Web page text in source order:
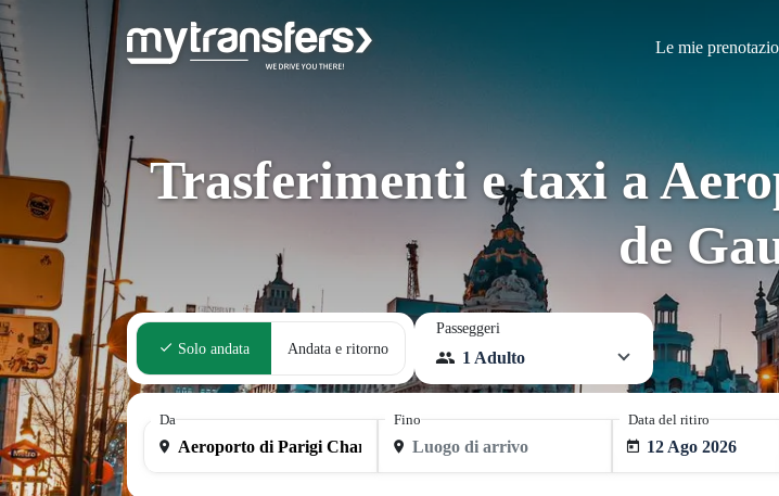
Le mie
Trasferimenti e taxi a
de
Solo andata Andata e ritorno
Passeggeri
1 Adulto
Da Fino Data del ritiro
12 Ago 2026